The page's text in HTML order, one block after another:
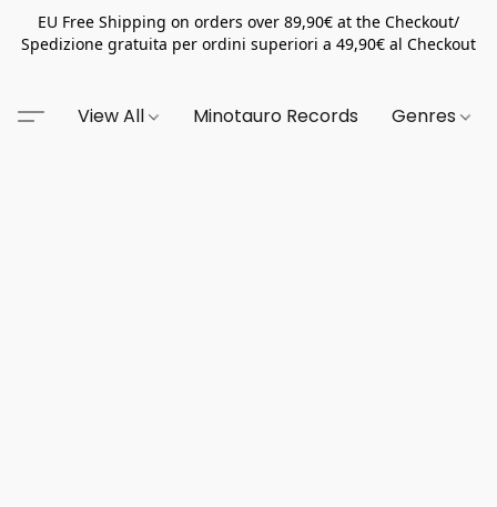
EU Free Shipping on orders over 89,90€ at the Checkout/
Spedizione gratuita per ordini superiori a 49,90€ al Checkout
View All Minotauro Records Genres